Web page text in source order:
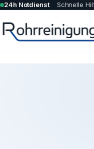
24h Notdienst Schnelle